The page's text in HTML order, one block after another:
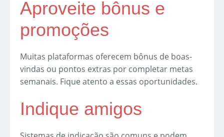
Aproveite bônus e
promoções
Muitas plataformas oferecem bônus de boas-
vindas ou pontos extras por completar metas
semanais. Fique atento a essas oportunidades.
Indique amigos